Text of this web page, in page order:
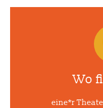
Wo
eine*r